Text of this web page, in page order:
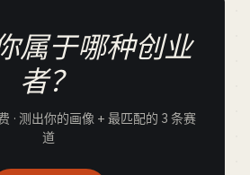
属于哪种创业
者？
· 测出你的画像 + 最匹配的 3 条赛
道